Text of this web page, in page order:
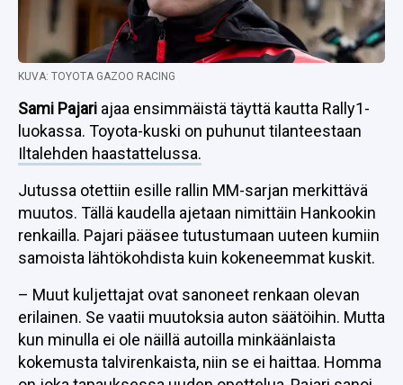
KUVA: TOYOTA GAZOO RACING
Sami Pajari ajaa ensimmäistä täyttä kautta Rally1-
luokassa. Toyota-kuski on puhunut tilanteestaan
Iltalehden haastattelussa.
Jutussa otettiin esille rallin MM-sarjan merkittävä
muutos. Tällä kaudella ajetaan nimittäin Hankookin
renkailla. Pajari pääsee tutustumaan uuteen kumiin
samoista lähtökohdista kuin kokeneemmat kuskit.
– Muut kuljettajat ovat sanoneet renkaan olevan
erilainen. Se vaatii muutoksia auton säätöihin. Mutta
kun minulla ei ole näillä autoilla minkäänlaista
kokemusta talvirenkaista, niin se ei haittaa. Homma